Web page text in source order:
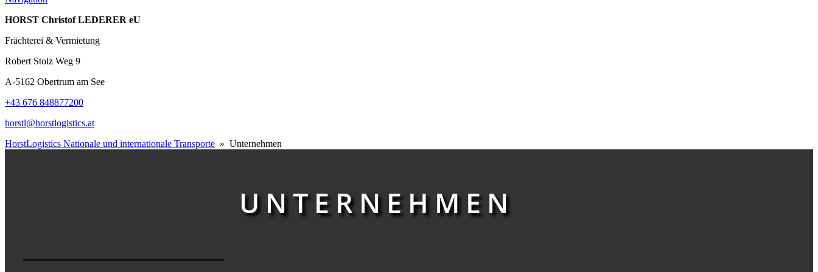
HORST Christof LEDERER eU
Frächterei & Vermietung
Robert Stolz Weg 9
A-5162 Obertrum am See
+43 676 848877200
horstl@horstlogistics.at
HorstLogistics Nationale und internationale Transporte » Unternehmen
UNTERNEHMEN